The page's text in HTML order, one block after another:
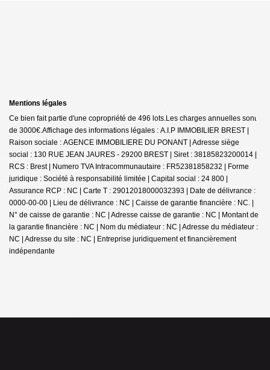
Mentions légales
Ce bien fait partie d'une copropriété de 496 lots.Les charges annuelles sont
de 3000€.Affichage des informations légales : A.I.P IMMOBILIER BREST |
Raison sociale : AGENCE IMMOBILIERE DU PONANT | Adresse siège
social : 130 RUE JEAN JAURES - 29200 BREST | Siret : 38185823200014 |
RCS : Brest | Numero TVA Intracommunautaire : FR52381858232 | Forme
juridique : Société à responsabilité limitée | Capital social : 24 800 |
Assurance RCP : NC | Carte T : 29012018000032393 | Date de délivrance :
0000-00-00 | Lieu de délivrance : NC | Caisse de garantie financière : NC. |
N° de caisse de garantie : NC | Adresse caisse de garantie : NC | Montant de
la garantie financière : NC | Nom du médiateur : NC | Adresse du médiateur :
NC | Adresse du site : NC | Entreprise juridiquement et financièrement
indépendante